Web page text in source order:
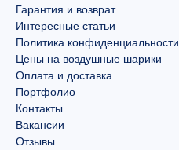
Гарантия и возврат
Интересные статьи
Политика конфиденциальности
Цены на воздушные шарики
Оплата и доставка
Портфолио
Контакты
Вакансии
Отзывы